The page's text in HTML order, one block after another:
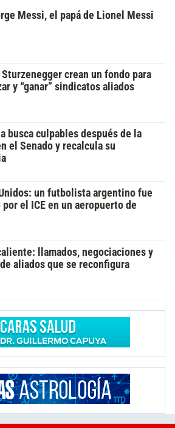
Messi, el papá de Lionel Messi
crean un fondo para
y “ganar” sindicatos aliados
busca culpables después de la
el Senado y recalcula su
un futbolista argentino fue
el ICE en un aeropuerto de
llamados, negociaciones y
aliados que se reconfigura